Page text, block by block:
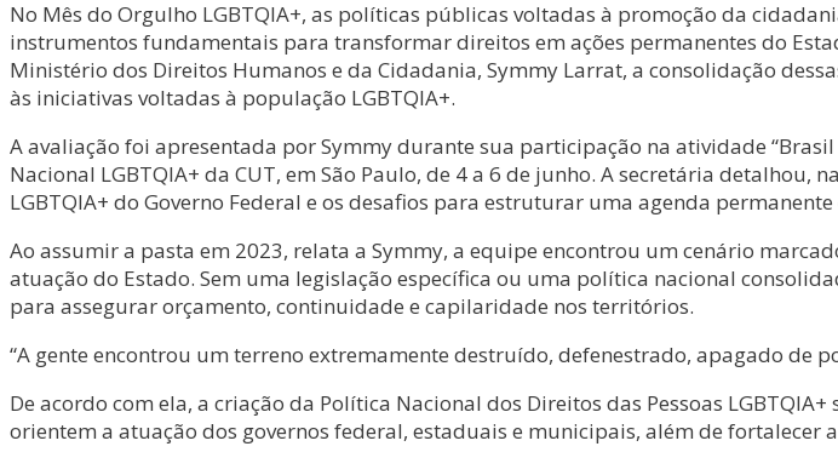
No Mês do Orgulho LGBTQIA+, as políticas públicas voltadas à promoção da
instrumentos fundamentais para transformar direitos em ações permanentes do
Ministério dos Direitos Humanos e da Cidadania, Symmy Larrat, a consolidação
às iniciativas voltadas à população LGBTQIA+.
A avaliação foi apresentada por Symmy durante sua participação na atividade
Nacional LGBTQIA+ da CUT, em São Paulo, de 4 a 6 de junho. A secretária
LGBTQIA+ do Governo Federal e os desafios para estruturar uma agenda
Ao assumir a pasta em 2023, relata a Symmy, a equipe encontrou um cenário
atuação do Estado. Sem uma legislação específica ou uma política nacional
para assegurar orçamento, continuidade e capilaridade nos territórios.
“A gente encontrou um terreno extremamente destruído, defenestrado, apagado de
De acordo com ela, a criação da Política Nacional dos Direitos das Pessoas
orientem a atuação dos governos federal, estaduais e municipais, além de fortalecer